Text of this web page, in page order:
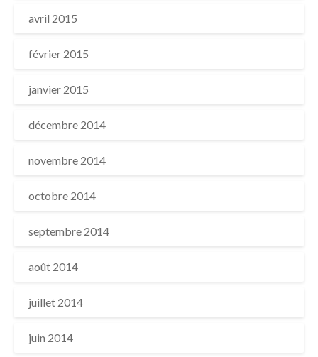
avril 2015
février 2015
janvier 2015
décembre 2014
novembre 2014
octobre 2014
septembre 2014
août 2014
juillet 2014
juin 2014